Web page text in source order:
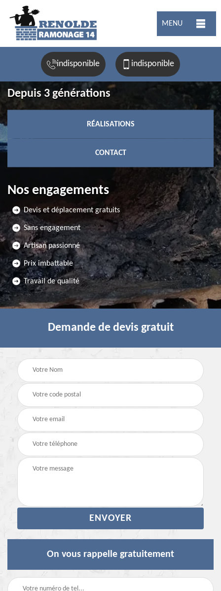
MENU
indisponible indisponible
Depuis 3 générations
RÉALISATIONS
CONTACT
Nos engagements
Devis et déplacement gratuits
Sans engagement
Artisan passionné
Prix imbattable
Travail de qualité
Demande de devis gratuit
On vous rappelle gratuitement